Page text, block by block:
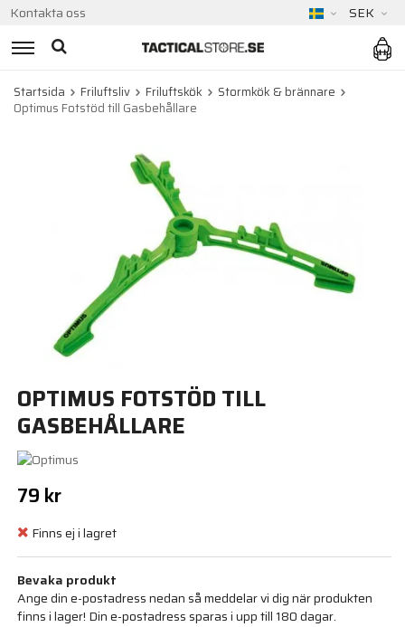
Kontakta oss SEK
Startsida Friluftsliv Friluftskök
Stormkök & brännare
Optimus Fotstöd till Gasbehållare
OPTIMUS FOTSTÖD TILL
GASBEHÅLLARE
79 kr
Finns ej i lagret
Bevaka produkt
Ange din e-postadress nedan så meddelar vi dig när produkten
finns i lager! Din e-postadress sparas i upp till 180 dagar.